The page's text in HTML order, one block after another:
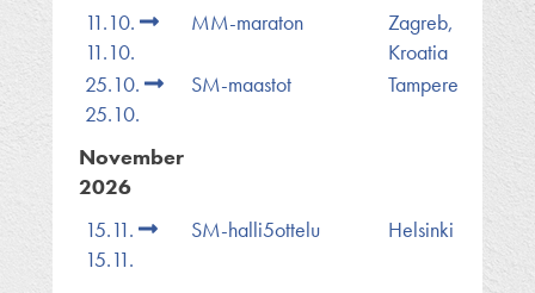
11.10.
11.10.
MM-maraton
Zagreb,
Kroatia
25.10.
25.10.
SM-maastot Tampere
November
2026
15.11.
15.11.
SM-halli5ottelu Helsinki